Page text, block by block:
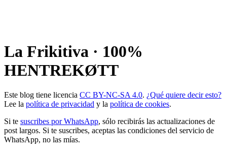
La Frikitiva · 100%
HENTREKØTT
Este blog tiene licencia CC BY-NC-SA 4.0. ¿Qué quiere decir esto?
Lee la política de privacidad y la política de cookies.
Si te suscribes por WhatsApp, sólo recibirás las actualizaciones de
post largos. Si te suscribes, aceptas las condiciones del servicio de
WhatsApp, no las mías.